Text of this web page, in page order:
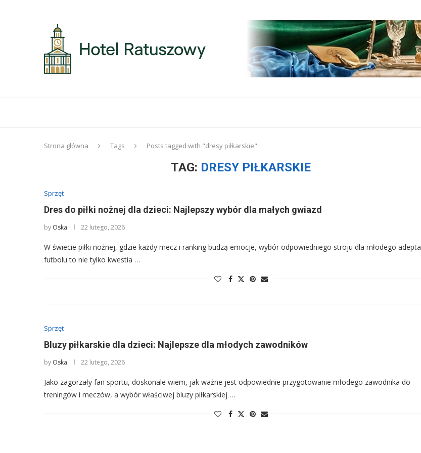
Strona główna Tags Posts tagged with "dresy piłkarskie"
TAG: DRESY PIŁKARSKIE
Sprzęt
Dres do piłki nożnej dla dzieci: Najlepszy wybór dla małych gwiazd
by Oska 22 lutego, 2026
W świecie piłki nożnej, gdzie każdy mecz i ranking budzą emocje, wybór odpowiedniego stroju dla młodego adepta
futbolu to nie tylko kwestia …
Sprzęt
Bluzy piłkarskie dla dzieci: Najlepsze dla młodych zawodników
by Oska 22 lutego, 2026
Jako zagorzały fan sportu, doskonale wiem, jak ważne jest odpowiednie przygotowanie młodego zawodnika do
treningów i meczów, a wybór właściwej bluzy piłkarskiej …